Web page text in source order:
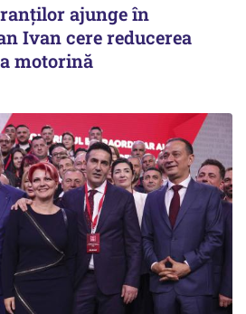
ajunge în
Ivan cere reducerea
motorină